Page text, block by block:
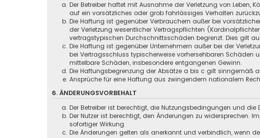
Der Betreiber haftet mit Ausnahme der Verletzung von
auf ein vorsätzliches oder grob fahrlässiges Verhalten
Die Haftung ist gegenüber Verbrauchern außer bei
der Verletzung wesentlicher Vertragspflichten
vertragstypischen Durchschnittsschäden begrenzt. Dies gilt
Die Haftung ist gegenüber Unternehmern außer bei der
bei Vertragsschluss typischerweise vorhersehbaren
mittelbare Schäden, insbesondere entgangenen Gewinn.
Die Haftungsbegrenzung der Absätze a bis c gilt sinngemäß
Ansprüche für eine Haftung aus zwingendem nationalem
6. ÄNDERUNGSVORBEHALT
Der Betreiber ist berechtigt, die Nutzungsbedingungen und
Der Nutzer ist berechtigt, den Änderungen zu widersprechen.
sofortiger Wirkung.
Die Änderungen gelten als anerkannt und verbindlich, wenn